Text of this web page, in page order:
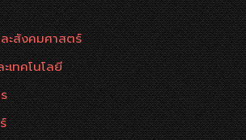
ะสังคมศาสตร์
เทคโนโลยี